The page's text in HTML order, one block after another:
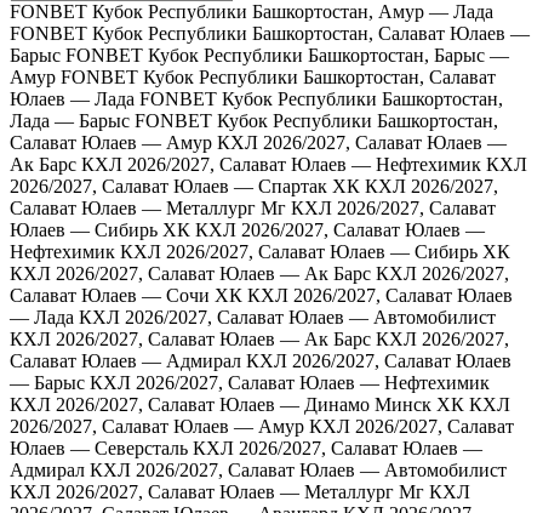
FONBET Кубок Республики Башкортостан, Амур — Лада
FONBET Кубок Республики Башкортостан, Салават Юлаев —
Барыс FONBET Кубок Республики Башкортостан, Барыс —
Амур FONBET Кубок Республики Башкортостан, Салават
Юлаев — Лада FONBET Кубок Республики Башкортостан,
Лада — Барыс FONBET Кубок Республики Башкортостан,
Салават Юлаев — Амур КХЛ 2026/2027, Салават Юлаев —
Ак Барс КХЛ 2026/2027, Салават Юлаев — Нефтехимик КХЛ
2026/2027, Салават Юлаев — Спартак ХК КХЛ 2026/2027,
Салават Юлаев — Металлург Мг КХЛ 2026/2027, Салават
Юлаев — Сибирь ХК КХЛ 2026/2027, Салават Юлаев —
Нефтехимик КХЛ 2026/2027, Салават Юлаев — Сибирь ХК
КХЛ 2026/2027, Салават Юлаев — Ак Барс КХЛ 2026/2027,
Салават Юлаев — Сочи ХК КХЛ 2026/2027, Салават Юлаев
— Лада КХЛ 2026/2027, Салават Юлаев — Автомобилист
КХЛ 2026/2027, Салават Юлаев — Ак Барс КХЛ 2026/2027,
Салават Юлаев — Адмирал КХЛ 2026/2027, Салават Юлаев
— Барыс КХЛ 2026/2027, Салават Юлаев — Нефтехимик
КХЛ 2026/2027, Салават Юлаев — Динамо Минск ХК КХЛ
2026/2027, Салават Юлаев — Амур КХЛ 2026/2027, Салават
Юлаев — Северсталь КХЛ 2026/2027, Салават Юлаев —
Адмирал КХЛ 2026/2027, Салават Юлаев — Автомобилист
КХЛ 2026/2027, Салават Юлаев — Металлург Мг КХЛ